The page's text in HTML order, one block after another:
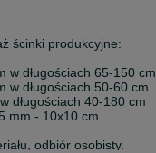
ścinki produkcyjne:
w długościach 65-150 cm
w długościach 50-60 cm
długościach 40-180 cm
mm - 10x10 cm
odbiór osobisty.